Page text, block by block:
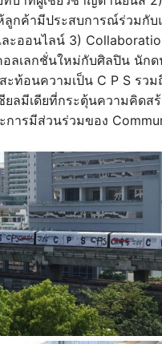
ลูกค้ามีประสบการณ์ร่วมกั
ะออนไลน์ 3)
อลเลกชั่นใหม่กับศิลปิน นัก
ะท้อนความเป็น C P S รวม
ยลมีเดียที่กระตุ้นความคิดส
การมีส่วนร่วมของ